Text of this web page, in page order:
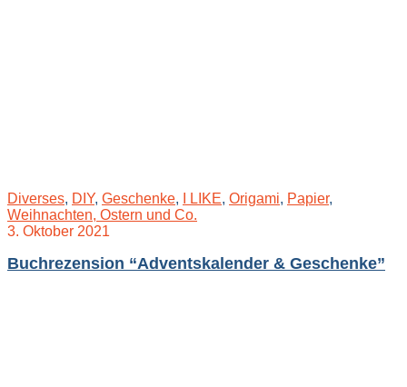
Diverses, DIY, Geschenke, I LIKE, Origami, Papier,
Weihnachten, Ostern und Co.
3. Oktober 2021
Buchrezension “Adventskalender & Geschenke”